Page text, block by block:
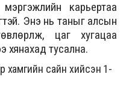
карьертаа
Энэ нь таныг алсын
цаг хугацаа
хянахад тусална.
хамгийн сайн хийсэн 1-